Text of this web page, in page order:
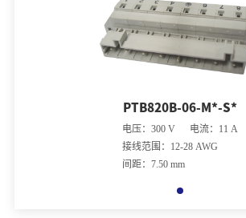
PTB820B-06-M*-S*
电压：300 V 电流：11 A
接线范围：12-28 AWG
间距：7.50 mm